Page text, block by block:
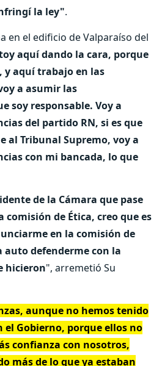
la ley".
en el edificio de Valparaíso del
aquí dando la cara, porque
y aquí trabajo en las
a asumir las
soy responsable. Voy a
del partido RN, si es que
al Tribunal Supremo, voy a
con mi bancada, lo que
de la Cámara que pase
comisión de Ética, creo que es
en la comisión de
auto defenderme con la
hicieron", arremetió Su
aunque no hemos tenido
el Gobierno, porque ellos no
confianza con nosotros,
más de lo que ya estaban